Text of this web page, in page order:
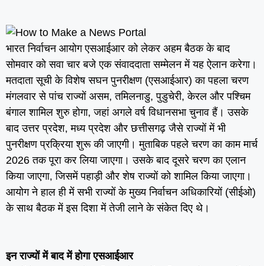
भारत निर्वाचन आयोग एसआईआर को लेकर अहम बैठक के बाद
सोमवार को सवा चार बजे एक संवाददाता सम्मेलन में यह ऐलान करेगा।
मतदाता सूची के विशेष सघन पुनरीक्षण (एसआईआर) का पहला चरण
मंगलवार से पांच राज्यों असम, तमिलनाडु, पुडुचेरी, केरल और पश्चिम
बंगाल शामिल शुरु होगा, जहां अगले वर्ष विधानसभा चुनाव हैं। उसके
बाद उत्तर प्रदेश, मध्य प्रदेश और छत्तीसगढ़ जैसे राज्यों में भी
पुनरीक्षण प्रक्रिया शुरू की जाएगी। मुताबिक पहले चरण का काम मार्च
2026 तक पूरा कर लिया जाएगा। उसके बाद दूसरे चरण का एलान
किया जाएगा, जिसमें पहाड़ी और शेष राज्यों को शामिल किया जाएगा।
आयोग ने हाल ही में सभी राज्यों के मुख्य निर्वाचन अधिकारियों (सीईओ)
के साथ बैठक में इस दिशा में तेजी लाने के संकेत दिए थे।
इन राज्यों में बाद में होगा एसआईआर